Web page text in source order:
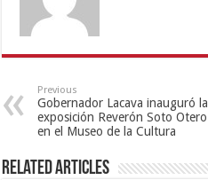
Previous
Gobernador Lacava inauguró la
exposición Reverón Soto Otero
en el Museo de la Cultura
Related Articles